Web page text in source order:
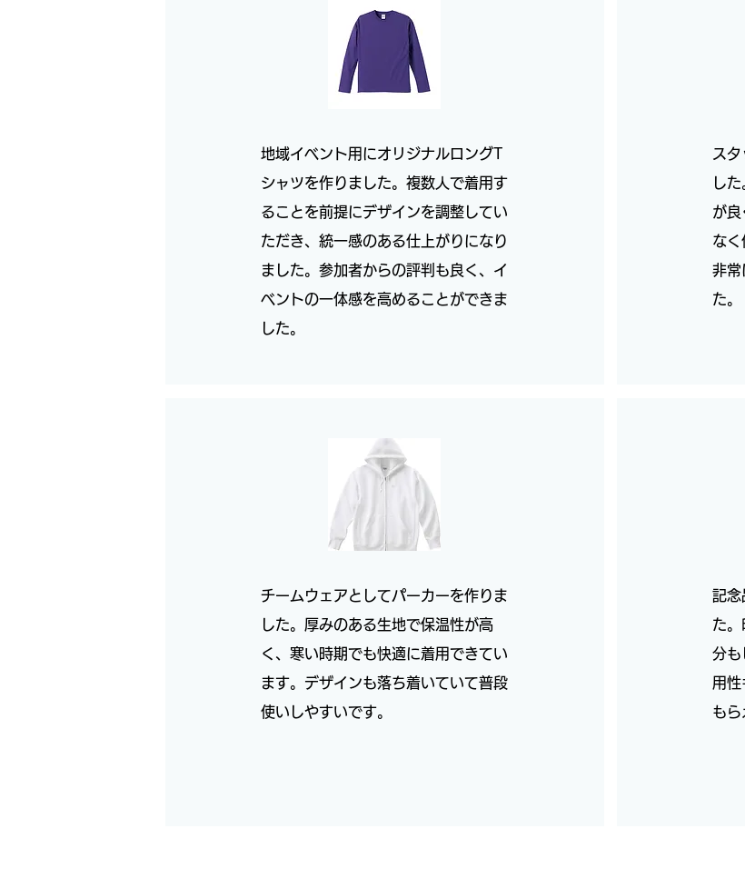
地域イベント用にオリジナルロングT
シャツを作りました。複数人で着用す
ることを前提にデザインを調整してい
ただき、統一感のある仕上がりになり
ました。参加者からの評判も良く、イ
ベントの一体感を高めることができま
した。
チームウェアとしてパーカーを作りま
した。厚みのある生地で保温性が高
く、寒い時期でも快適に着用できてい
ます。デザインも落ち着いていて普段
使いしやすいです。
ス
し
が良
なく
非常
た。
記念
た。
分も
用性
もら